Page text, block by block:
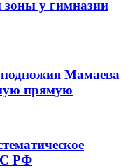
зоны у гимназии
Мамаева
прямую
РФ